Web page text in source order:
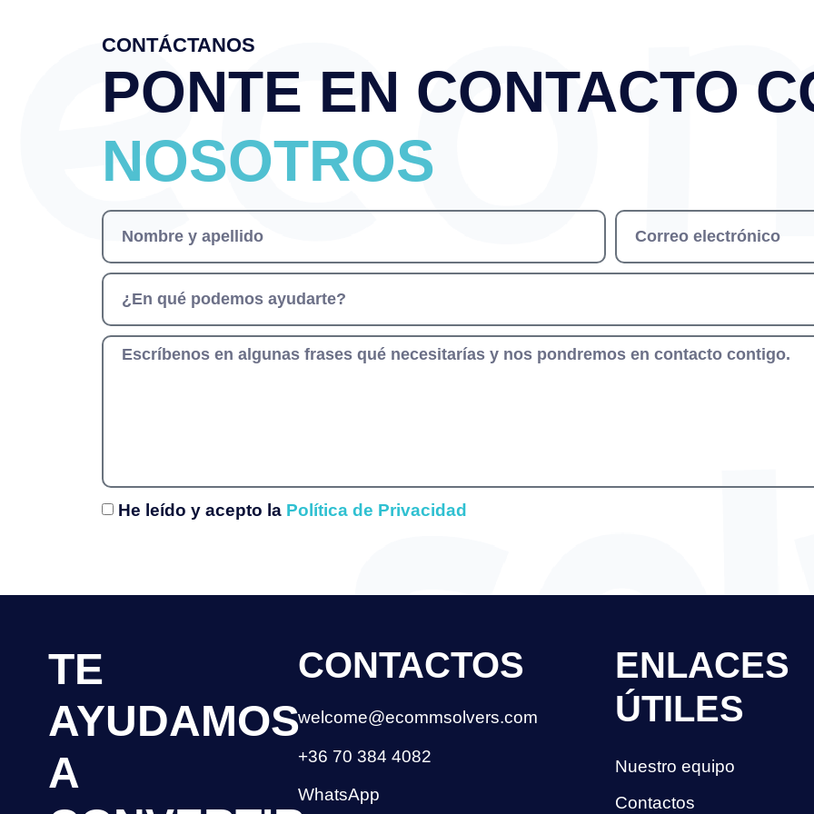
CONTÁCTANOS
PONTE EN CONTACTO
NOSOTROS
He leído y acepto la Política de Privacidad
TE
AYUDAMOS
A
CONTACTOS
welcome@ecommsolvers.com
+36 70 384 4082
WhatsApp
ENLACES
ÚTILES
Nuestro equipo
Contactos